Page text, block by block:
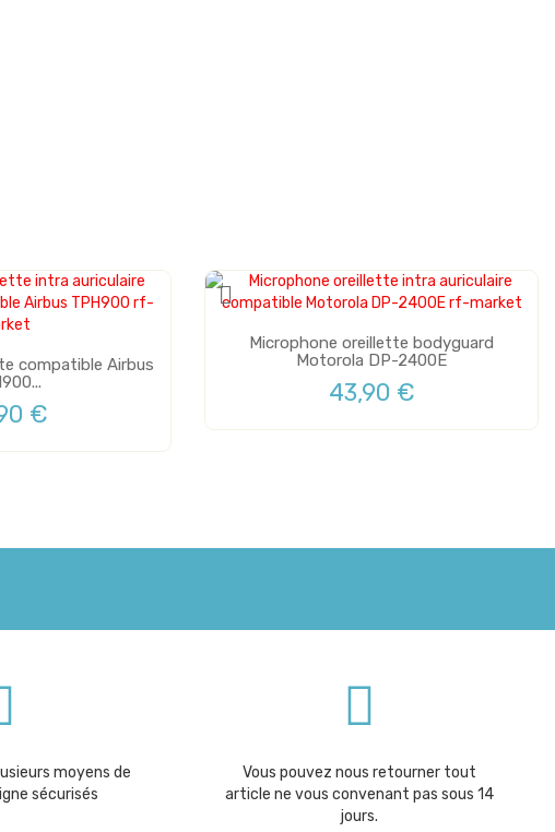
compatible Airbus
€
Microphone oreillette bodyguard
Motorola DP-2400E
43,90 €
moyens de
sécurisés
Vous pouvez nous retourner tout
article ne vous convenant pas sous 14
jours.